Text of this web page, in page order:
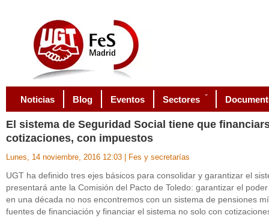
Noticias Blog Eventos Sectores
El sistema de Seguridad Social tiene que
cotizaciones, con impuestos
Lunes, 14 noviembre, 2016 12:03 Fes y secretarías
​UGT ha definido tres ejes básicos para consolidar y garantizar el
presentará ante la Comisión del Pacto de Toledo: garantizar el
en una década no nos encontremos con un sistema de pensiones
fuentes de financiación y financiar el sistema no solo con